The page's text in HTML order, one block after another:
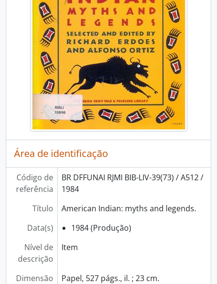
Área de identificação
Código de
referência
BR DFFUNAI RJMI BIB-LIV-39(73) / A512 /
1984
Título
American Indian: myths and legends.
Data(s)
1984 (Produção)
Nível de
descrição
Item
Dimensão
Papel, 527 págs., il. ; 23 cm.